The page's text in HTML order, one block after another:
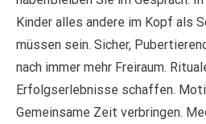
Kinder alles andere im Kopf als
müssen sein. Sicher,
nach immer mehr Freiraum.
Erfolgserlebnisse schaffen.
Gemeinsame Zeit verbringen.